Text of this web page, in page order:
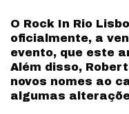
O Rock In Rio
oficialmente, a
evento, que este
Além disso,
novos nomes ao
algumas